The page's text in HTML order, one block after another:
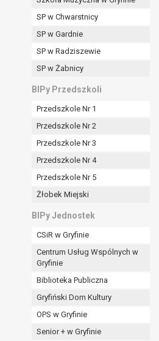
SP w Chwarstnicy
SP w Gardnie
SP w Radziszewie
SP w Żabnicy
BIPy Przedszkoli
Przedszkole Nr 1
Przedszkole Nr 2
Przedszkole Nr 3
Przedszkole Nr 4
Przedszkole Nr 5
Żłobek Miejski
BIPy Jednostek
CSiR w Gryfinie
Centrum Usług Wspólnych w
Gryfinie
Biblioteka Publiczna
Gryfiński Dom Kultury
OPS w Gryfinie
Senior + w Gryfinie
prawnej
danych,
są
chyba że wykaże
podstaw do